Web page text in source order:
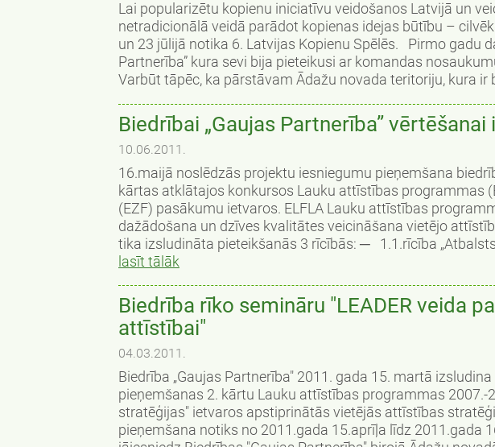
Lai popularizētu kopienu iniciatīvu veidošanos Latvijā un
netradicionālā veidā parādot kopienas idejas būtību –
un 23 jūlijā notika 6. Latvijas Kopienu Spēlēs. Pirmo gadu
Partnerība” kura sevi bija pieteikusi ar komandas
Varbūt tāpēc, ka pārstāvam Ādažu novada teritoriju, kura ir
Biedrībai „Gaujas Partnerība”
10.06.2011.
16.maijā noslēdzās projektu iesniegumu pieņemšana
kārtas atklātajos konkursos Lauku attīstības programmas
(EZF) pasākumu ietvaros. ELFLA Lauku attīstības
dažādošana un dzīves kvalitātes veicināšana vietējo
tika izsludināta pieteikšanās 3 rīcībās: ─ 1.1.rīcība
lasīt tālāk
Biedrība rīko semināru "LEADER veida
attīstībai"
04.03.2011.
Biedrība „Gaujas Partnerība" 2011. gada 15. martā
pieņemšanas 2. kārtu Lauku attīstības programmas
stratēģijas" ietvaros apstiprinātās vietējās attīstības
pieņemšana notiks no 2011.gada 15.aprīļa līdz 2011.gada